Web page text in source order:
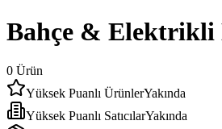
Bahçe & Elektrikli
0 Ürün
Yüksek Puanlı ÜrünlerYakında
Yüksek Puanlı SatıcılarYakında